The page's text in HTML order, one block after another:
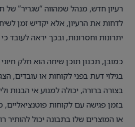
רעיון חדש, מנהל שמהווה “שגריר”
לדחות את הרעיון, אלא יקדיש זמן
יתרונות וחסרונות, ובכך יראה לעובד
כמובן, תכנון תוכן שיחה הוא חלק
בגילוי דעת בפני לקוחות או עובדים,
בצורה ברורה, יכולה למנוע אי הבנות
בזמן פגישה עם לקוחות
או המוצרים שלו בתבונה יכול להותיר